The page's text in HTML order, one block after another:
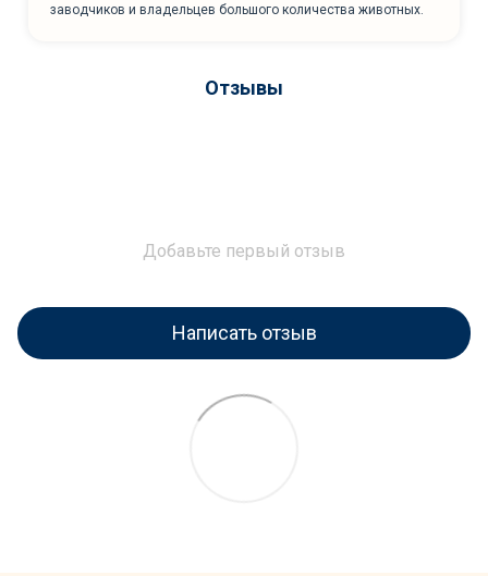
заводчиков и владельцев большого количества животных.
Отзывы
Добавьте первый отзыв
Написать отзыв